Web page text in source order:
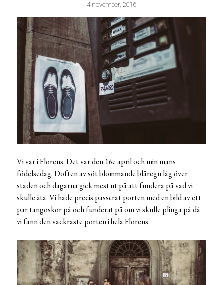
4 november, 2016
Vi var i Florens. Det var den 16e april och min mans
födelsedag. Doften av söt blommande blåregn låg över
staden och dagarna gick mest ut på att fundera på vad vi
skulle äta. Vi hade precis passerat porten med en bild av ett
par tangoskor på och funderat på om vi skulle plinga på då
vi fann den vackraste porten i hela Florens.